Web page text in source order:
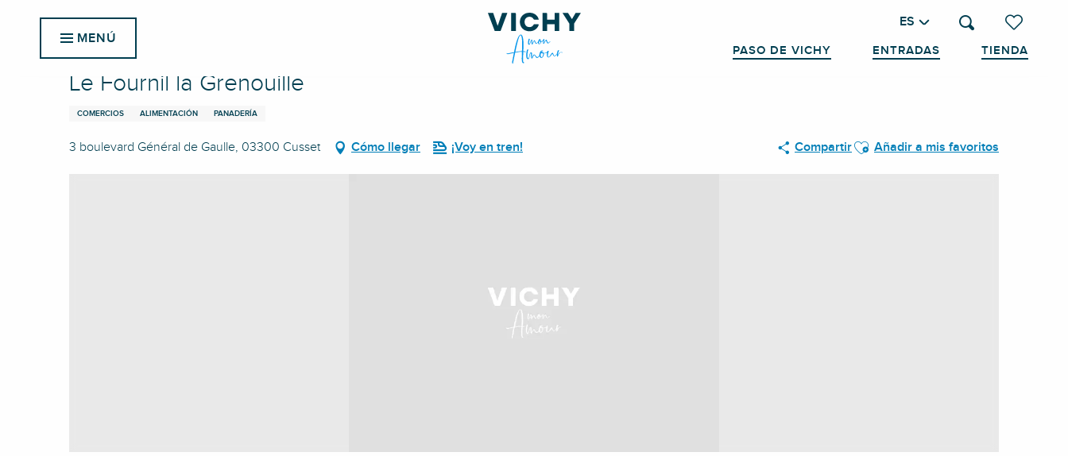
Voir les
Buscar
ES
PASO DE VICHY ENTRADAS TIENDA
MENÚ
Inicio Le Fournil la Grenouille
Le Fournil la Grenouille
COMERCIOS ALIMENTACIÓN PANADERÍA
3 boulevard Général de Gaulle, 03300 Cusset Cómo llegar ¡Voy en tren! CompartirAjouter aux favoris
Añadir a mis favoritos